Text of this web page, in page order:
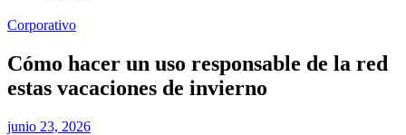
Corporativo
Cómo hacer un uso responsable de la red
estas vacaciones de invierno
junio 23, 2026